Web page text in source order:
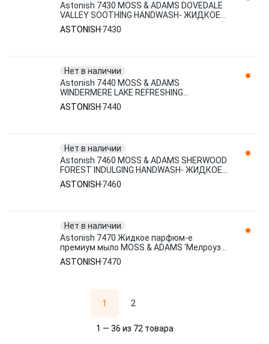
Astonish 7430 MOSS & ADAMS DOVEDALE
VALLEY SOOTHING HANDWASH- ЖИДКОЕ
МЫЛО Давдейльская долина 500 мл
ASTONISH 7430
Нет в наличии
Astonish 7440 MOSS & ADAMS
WINDERMERE LAKE REFRESHING
HANDWASH- ЖИДКОЕ МЫЛО Озеро
Уиндермир 500 мл(1
ASTONISH 7440
Нет в наличии
Astonish 7460 MOSS & ADAMS SHERWOOD
FOREST INDULGING HANDWASH- ЖИДКОЕ
МЫЛО Шервудский лес 500 мл(1)
ASTONISH 7460
Нет в наличии
Astonish 7470 Жидкое парфюм-е
премиум мыло MOSS & ADAMS 'Мелроуз-
Гроув' 500 мл(1)
ASTONISH 7470
1 2
1 — 36 из 72 товара